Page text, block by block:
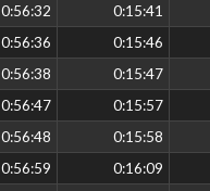
0:56:32 0:15:41
0:56:36 0:15:46
0:56:38 0:15:47
0:56:47 0:15:57
0:56:48 0:15:58
0:56:59 0:16:09